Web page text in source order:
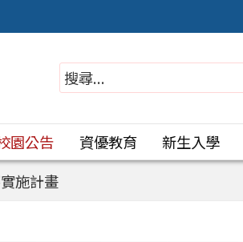
搜
園公告 資優教育 新生入學
施計畫